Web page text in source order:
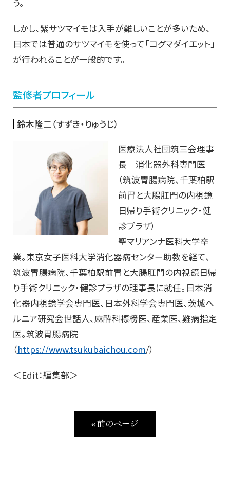
しかし、紫サツマイモは入手が難しいことが多いため、
日本では普通のサツマイモを使って「コグマダイエット」
が行われることが一般的です。
監修者プロフィール
鈴木隆二（すずき・りゅうじ）
医療法人社団筑三会理事
長 消化器外科専門医
（筑波胃腸病院、千葉柏駅
前胃と大腸肛門の内視鏡
日帰り手術クリニック・健
診プラザ）
聖マリアンナ医科大学卒
業。東京女子医科大学消化器病センター助教を経て、
筑波胃腸病院、千葉柏駅前胃と大腸肛門の内視鏡日帰
り手術クリニック・健診プラザの理事長に就任。日本消
化器内視鏡学会専門医、日本外科学会専門医、茨城ヘ
ルニア研究会世話人、麻酔科標榜医、産業医、難病指定
医。筑波胃腸病院
（https://www.tsukubaichou.com/）
＜Edit：編集部＞
« 前のページ